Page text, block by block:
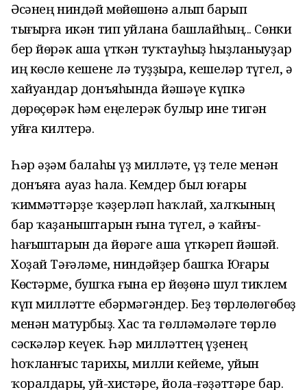
Әсәнең ниндәй мөйөшөнә алып барып
тығырға икән тип уйлана башлайһың... Сөнки
бер йөрәк аша үткән туҡтауһыҙ һыҙланыуҙар
иң көслө кешене лә туҙҙыра, кешеләр түгел, ә
хайуандар донъяһында йәшәүе күпкә
дөрөҫөрәк һәм еңелерәк булыр ине тигән
уйға килтерә.
Һәр әҙәм балаһы үҙ милләте, үҙ теле менән
донъяға ауаз һала. Кемдер был юғары
ҡиммәттәрҙе ҡәҙерләп һаҡлай, халҡының
бар ҡаҙаныштарын ғына түгел, ә ҡайғы-
һағыштарын да йөрәге аша үткәреп йәшәй.
Хоҙай Тәғәләме, ниндәйҙер башҡа Юғары
Көстәрме, бушҡа ғына ер йөҙөнә шул тиклем
күп милләтте ебәрмәгәндер. Беҙ төрлөлөгөбөҙ
менән матурбыҙ. Хас та гөлләмәләге төрлө
сәскәләр кеүек. Һәр милләттең үҙенең
һоҡланғыс тарихы, милли кейеме, уйын
ҡоралдары, уй-хистәре, йола-ғәҙәттәре бар.